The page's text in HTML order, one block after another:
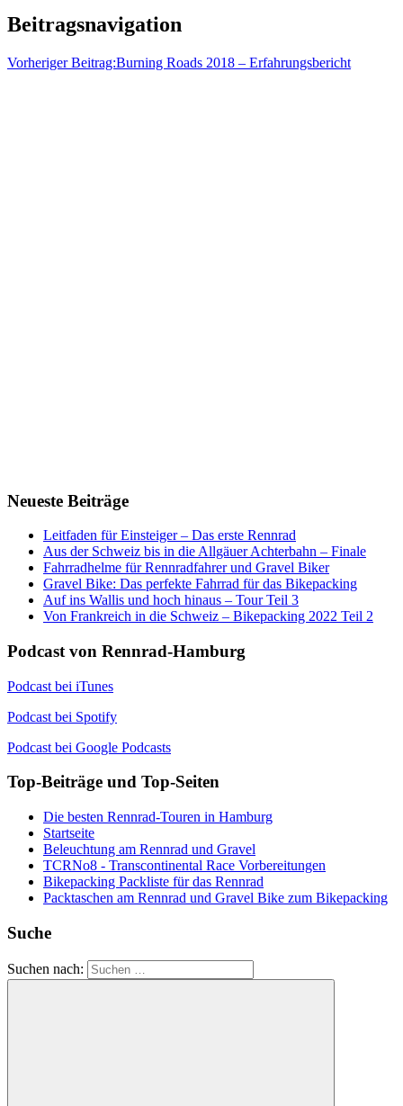
Beitragsnavigation
Vorheriger Beitrag:Burning Roads 2018 – Erfahrungsbericht
Neueste Beiträge
Leitfaden für Einsteiger – Das erste Rennrad
Aus der Schweiz bis in die Allgäuer Achterbahn – Finale
Fahrradhelme für Rennradfahrer und Gravel Biker
Gravel Bike: Das perfekte Fahrrad für das Bikepacking
Auf ins Wallis und hoch hinaus – Tour Teil 3
Von Frankreich in die Schweiz – Bikepacking 2022 Teil 2
Podcast von Rennrad-Hamburg
Podcast bei iTunes
Podcast bei Spotify
Podcast bei Google Podcasts
Top-Beiträge und Top-Seiten
Die besten Rennrad-Touren in Hamburg
Startseite
Beleuchtung am Rennrad und Gravel
TCRNo8 - Transcontinental Race Vorbereitungen
Bikepacking Packliste für das Rennrad
Packtaschen am Rennrad und Gravel Bike zum Bikepacking
Suche
Suchen nach: